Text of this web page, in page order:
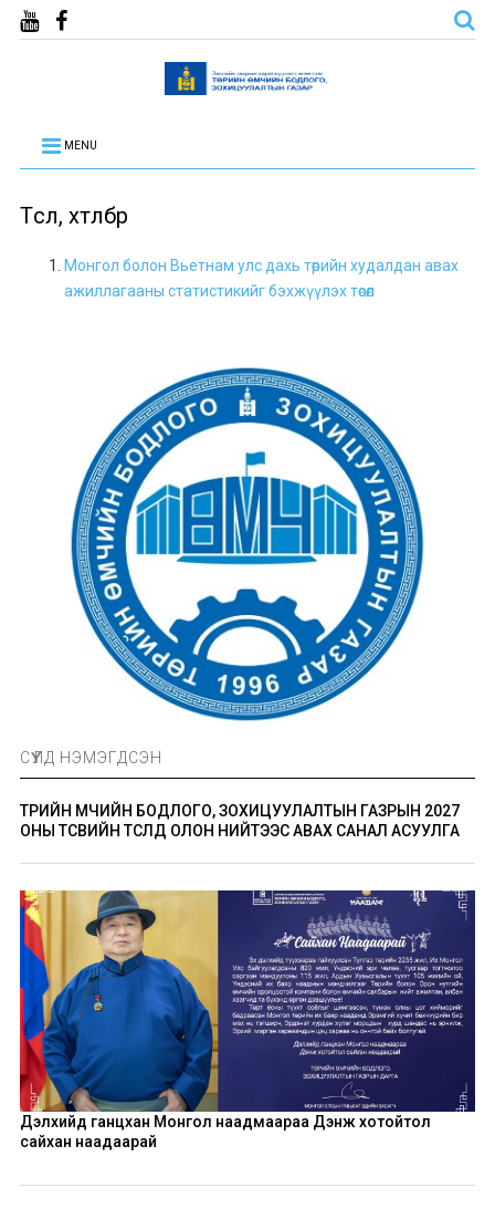
MENU
Төсөл, хөтөлбөр
Монгол болон Вьетнам улс дахь төрийн худалдан авах
ажиллагааны статистикийг бэхжүүлэх төсөл
СҮҮЛД НЭМЭГДСЭН
ТӨРИЙН ӨМЧИЙН БОДЛОГО, ЗОХИЦУУЛАЛТЫН ГАЗРЫН 2027
ОНЫ ТӨСВИЙН ТӨСӨЛД ОЛОН НИЙТЭЭС АВАХ САНАЛ АСУУЛГА
Дэлхийд ганцхан Монгол наадмаараа Дэнж хотойтол
сайхан наадаарай